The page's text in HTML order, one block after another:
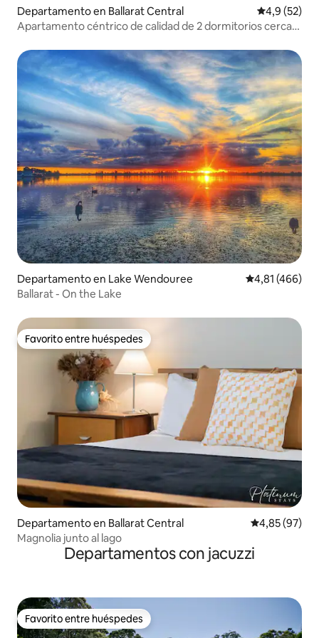
Departamento en Ballarat Central Calificación
4,9 (52)
Apartamento céntrico de calidad de 2 dormitorios cerca
Departamento en Lake Wendouree Calificación
4,81 (466)
Ballarat - On the Lake
Favorito entre huéspedes
Favorito entre huéspedes
Departamento en Ballarat Central Calificación
4,85 (97)
Magnolia junto al lago
Departamentos con jacuzzi
Favorito entre huéspedes
Favorito entre huéspedes